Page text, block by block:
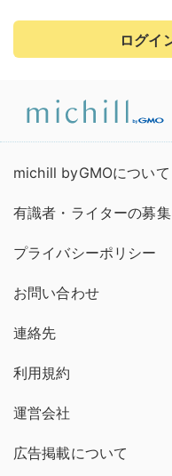
ログイ
michill byGMOについて
有識者・ライターの募集
プライバシーポリシー
お問い合わせ
連絡先
利用規約
運営会社
広告掲載について